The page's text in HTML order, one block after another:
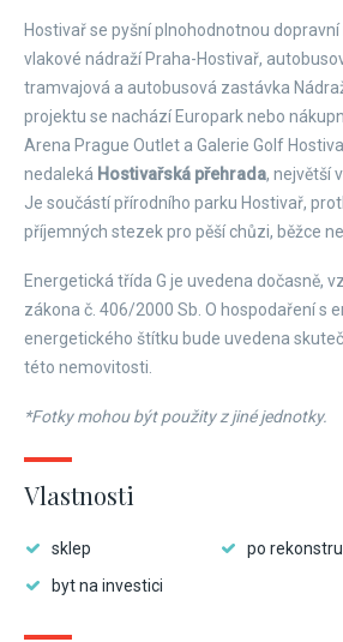
Hostivař se pyšní plnohodnotnou
vlakové nádraží Praha-Hostivař,
tramvajová a autobusová zastávka
projektu se nachází Europark nebo
Arena Prague Outlet a Galerie Golf
nedaleká Hostivařská přehrada, největší
Je součástí přírodního parku Hostivař,
příjemných stezek pro pěší chůzi, běžce
Energetická třída G je uvedena dočasně,
zákona č. 406/2000 Sb. O hospodaření s
energetického štítku bude uvedena
této nemovitosti.
*Fotky mohou být použity z jiné jednotky.
Vlastnosti
sklep
po
byt na investici